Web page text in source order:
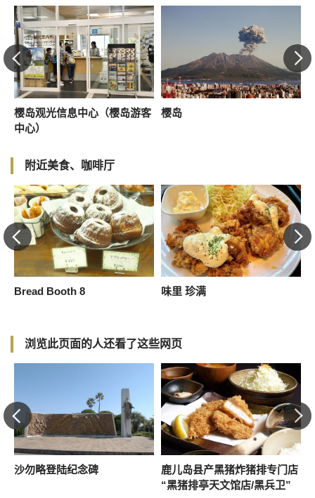
樱岛观光信息中心（樱岛游客
中心）
樱岛
附近美食、咖啡厅
Bread Booth 8 味里 珍满
浏览此页面的人还看了这些网页
沙勿略登陆纪念碑
鹿儿岛县产黑猪炸猪排专门店
“黑猪排亭天文馆店/黑兵卫”